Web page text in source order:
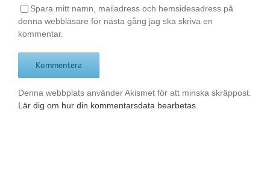
Spara mitt namn, mailadress och hemsidesadress på
denna webbläsare för nästa gång jag ska skriva en
kommentar.
Denna webbplats använder Akismet för att minska skräppost.
Lär dig om hur din kommentarsdata bearbetas